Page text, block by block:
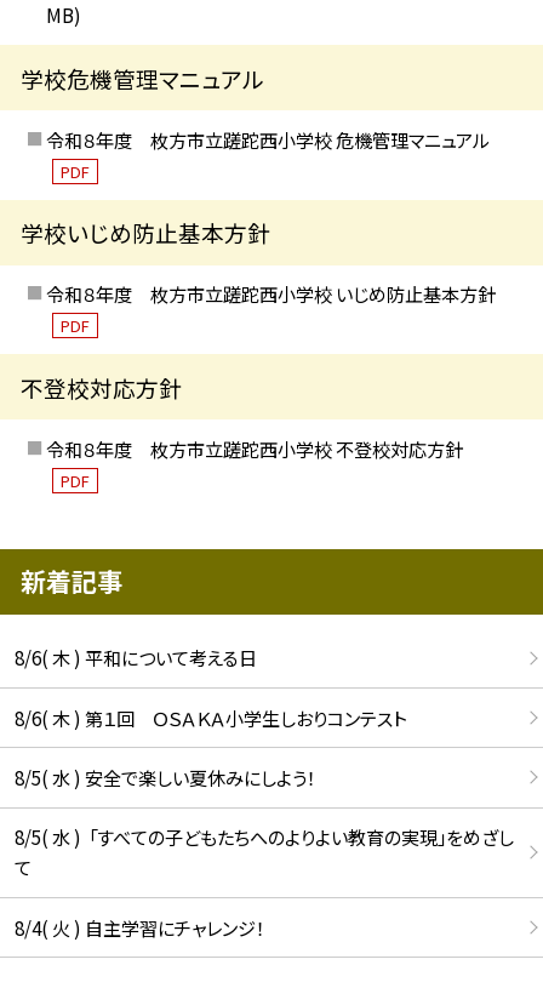
MB)
学校危機管理マニュアル
令和８年度 枚方市立蹉跎西小学校 危機管理マニュアル
PDF
学校いじめ防止基本方針
令和８年度 枚方市立蹉跎西小学校 いじめ防止基本方針
PDF
不登校対応方針
令和８年度 枚方市立蹉跎西小学校 不登校対応方針
PDF
新着記事
8/6( 木 ) 平和について考える日
8/6( 木 ) 第１回 ＯＳＡＫＡ小学生しおりコンテスト
8/5( 水 ) 安全で楽しい夏休みにしよう！
8/5( 水 ) 「すべての子どもたちへのよりよい教育の実現」をめざし
て
8/4( 火 ) 自主学習にチャレンジ！